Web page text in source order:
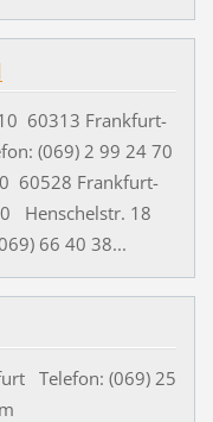
60313 Frankfurt-
(069) 2 99 24 70
60528 Frankfurt-
Henschelstr. 18
66 40 38...
Telefon: (069) 25